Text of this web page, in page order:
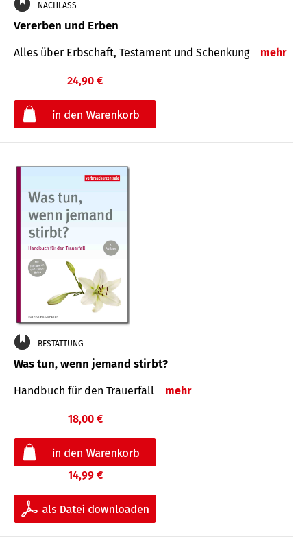
NACHLASS
Vererben und Erben
Alles über Erbschaft, Testament und Schenkung mehr
24,90 €
BESTATTUNG
Was tun, wenn jemand stirbt?
Handbuch für den Trauerfall mehr
18,00 €
14,99 €